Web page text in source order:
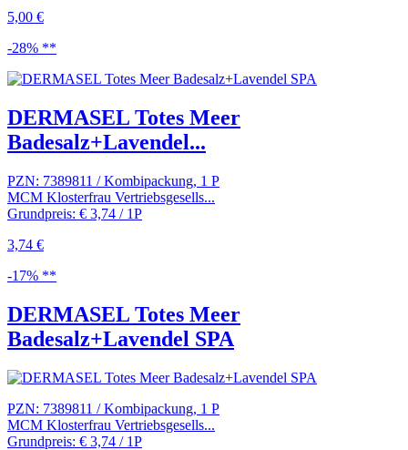
5,00 €
-28% **
DERMASEL Totes Meer
Badesalz+Lavendel...
PZN: 7389811 / Kombipackung, 1 P
MCM Klosterfrau Vertriebsgesells...
Grundpreis: € 3,74 / 1P
3,74 €
-17% **
DERMASEL Totes Meer
Badesalz+Lavendel SPA
PZN: 7389811 / Kombipackung, 1 P
MCM Klosterfrau Vertriebsgesells...
Grundpreis: € 3,74 / 1P